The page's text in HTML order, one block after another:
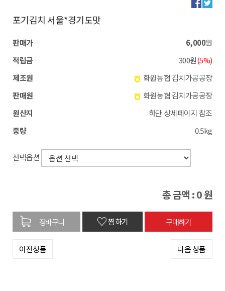
포기김치 서울*경기도맛
판매가 6,000원
적립금
300원(5%)
제조원
화원농협 김치가공공장
판매원
화원농협 김치가공공장
원산지
하단 상세페이지 참조
중량
0.5kg
선택옵션
총 금액 :0원
♡찜하기
이전상품 다음 상품